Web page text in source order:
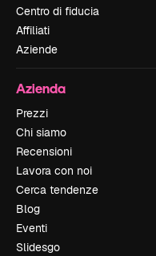
Centro di fiducia
Affiliati
Aziende
Azienda
Prezzi
Chi siamo
Recensioni
Lavora con noi
Cerca tendenze
Blog
Eventi
Slidesgo